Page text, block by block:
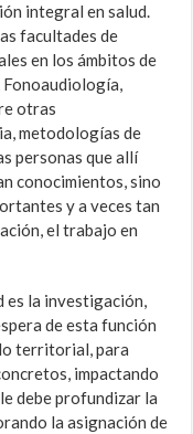
integral en salud.
facultades de
en los ámbitos de
otras
metodologías de
personas que allí
conocimientos, sino
y a veces tan
el trabajo en
es la investigación,
de esta función
territorial, para
impactando
debe profundizar la
la asignación de